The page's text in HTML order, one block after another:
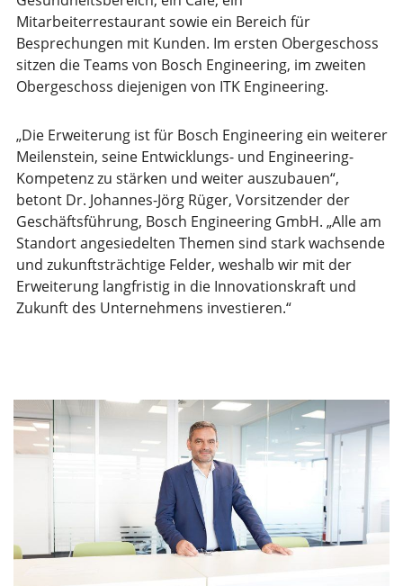
Mitarbeiterrestaurant sowie ein Bereich für
Besprechungen mit Kunden. Im ersten Obergeschoss
sitzen die Teams von Bosch Engineering, im zweiten
Obergeschoss diejenigen von ITK Engineering.
„Die Erweiterung ist für Bosch Engineering ein weiterer
Meilenstein, seine Entwicklungs- und Engineering-
Kompetenz zu stärken und weiter auszubauen“,
betont Dr. Johannes-Jörg Rüger, Vorsitzender der
Geschäftsführung, Bosch Engineering GmbH. „Alle am
Standort angesiedelten Themen sind stark wachsende
und zukunftsträchtige Felder, weshalb wir mit der
Erweiterung langfristig in die Innovationskraft und
Zukunft des Unternehmens investieren.“